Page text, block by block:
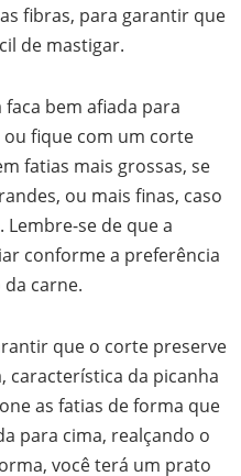
fibras, para garantir que
de mastigar.
bem afiada para
ou fique com um corte
fatias mais grossas, se
ou mais finas, caso
se de que a
conforme a preferência
carne.
que o corte preserve
característica da picanha
as fatias de forma que
para cima, realçando o
você terá um prato